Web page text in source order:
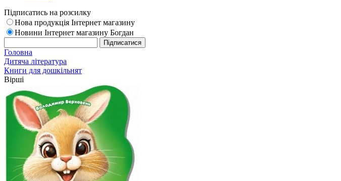
Підписатись на розсилку
Нова продукція Інтернет магазину
Новини Інтернет магазину Богдан
Головна
Дитяча література
Книги для дошкільнят
Вірші